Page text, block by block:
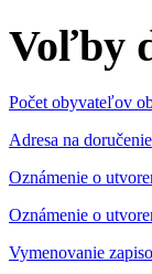
Voľby
Počet obyvateľov
Adresa na
Oznámenie o
Oznámenie o
Vymenovanie